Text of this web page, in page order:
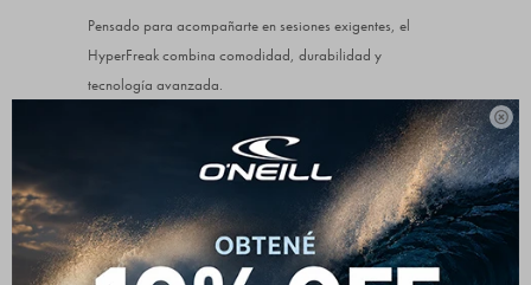

Pensado para acompañarte en sesiones exigentes, el
HyperFreak combina comodidad, durabilidad y
tecnología avanzada.
Sus Krypto Knee Padz protegen las rodillas sin sacrificar
flexibilidad, adaptándose al movimiento del cuerpo.
Además, este modelo forma parte del programa O’Neill
Blue, incorporando materiales sustentables como hilados
reciclados, laminación al agua libre de solventes y
neopreno elaborado con componentes reciclados.